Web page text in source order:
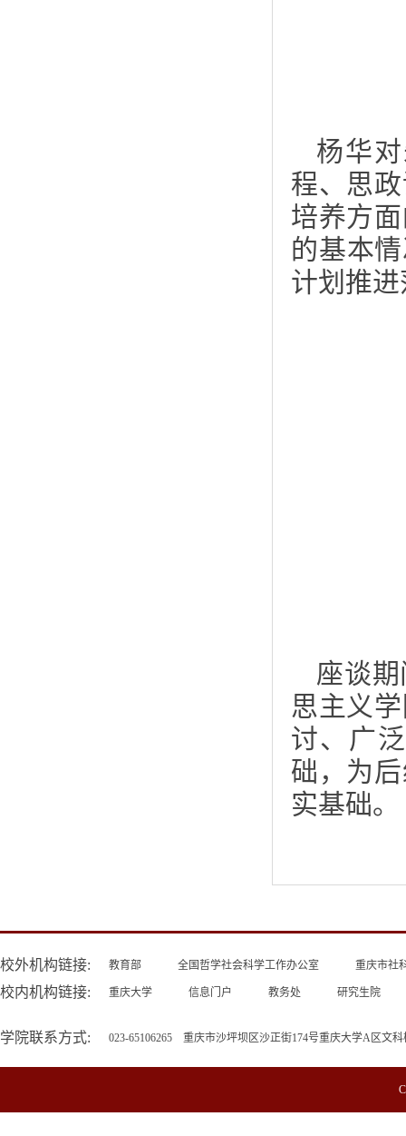
杨华
程、思
培养方
的基本
计划推
座谈
思主义
讨、广
础，为
实基础。
校外机构链接: 教育部 全国哲学社会科学工作办公室 重庆市社
校内机构链接: 重庆大学 信息门户 教务处 研究生院
学院联系方式: 023-65106265 重庆市沙坪坝区沙正街174号重庆大学A区文科